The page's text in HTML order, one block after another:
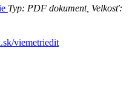
Typ: PDF dokument, Velkosť:
viemetriedit